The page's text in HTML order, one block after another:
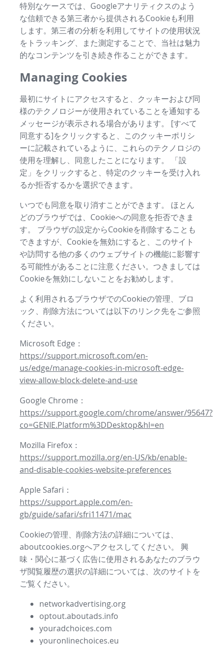
特別なケースでは、Googleアナリティクスのよう
な信頼できる第三者から提供されるCookieも利用
します。第三者の分析を利用してサイトの使用状況
をトラッキング、また測定することで、当社は魅力
的なコンテンツを引き続き作ることができます。
Managing Cookies
最初にサイトにアクセスすると、クッキーおよび同
様のテクノロジーが使用されていることを通知する
メッセージが表示される場合があります。 [すべて
同意する]をクリックすると、このクッキーポリシ
ーに記載されているように、これらのテクノロジの
使用を理解し、同意したことになります。 「設
定」をクリックすると、特定のクッキーを受け入れ
るか拒否するかを選択できます。
いつでも同意を取り消すことができます。 ほとん
どのブラウザでは、Cookieへの同意を拒否できま
す。 ブラウザの設定からCookieを削除することも
できますが、Cookieを無効にすると、このサイト
や訪問する他の多くのウェブサイトの機能に影響す
る可能性があることに注意ください。つきましては
Cookieを無効にしないことをお勧めします。
よく利用されるブラウザでのCookieの管理、ブロ
ック、削除方法については以下のリンク先をご参照
ください。
Microsoft Edge：
https://support.microsoft.com/en-
us/edge/manage-cookies-in-microsoft-edge-
view-allow-block-delete-and-use
Google Chrome：
https://support.google.com/chrome/answer/95647?
co=GENIE.Platform%3DDesktop&hl=en
Mozilla Firefox：
https://support.mozilla.org/en-US/kb/enable-
and-disable-cookies-website-preferences
Apple Safari：
https://support.apple.com/en-
gb/guide/safari/sfri11471/mac
Cookieの管理、削除方法の詳細については、
aboutcookies.orgへアクセスしてください。 興
味・関心に基づく広告に使用されるあなたのブラウ
ザ閲覧履歴の選択の詳細については、次のサイトを
ご覧ください。
networkadvertising.org
optout.aboutads.info
youradchoices.com
youronlinechoices.eu